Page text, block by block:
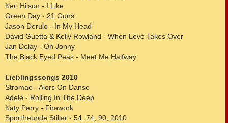
Keri Hilson - I Like
Green Day - 21 Guns
Jason Derulo - In My Head
David Guetta & Kelly Rowland - When Love Takes Over
Jan Delay - Oh Jonny
The Black Eyed Peas - Meet Me Halfway
Lieblingssongs 2010
Stromae - Alors On Danse
Adele - Rolling In The Deep
Katy Perry - Firework
Sportfreunde Stiller - 54, 74, 90, 2010